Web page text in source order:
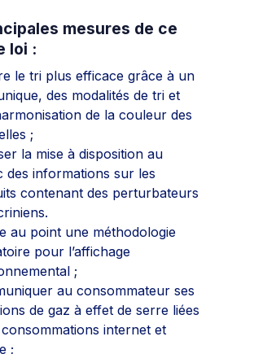
mesures de ce
loi :
le tri plus efficace grâce à un
des modalités de tri et
de la couleur des
;
la mise à disposition au
des informations sur les
contenant des perturbateurs
au point une méthodologie
pour l’affichage
;
au consommateur ses
de gaz à effet de serre liées
internet et
;